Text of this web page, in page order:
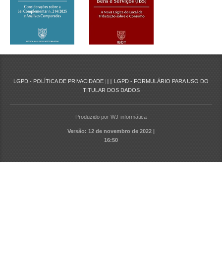
LGPD - POLÍTICA DE PRIVACIDADE ||||| LGPD - FORMULÁRIO PARA USO DO
TITULAR DOS DADOS
Produzido por WJ-informática
Versão: 12 de novembro de 2022 |
16:50